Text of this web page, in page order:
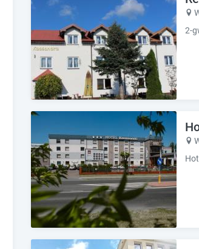
e
y
t
o
g
e
t
t
h
k
e
y
b
o
a
r
d
s